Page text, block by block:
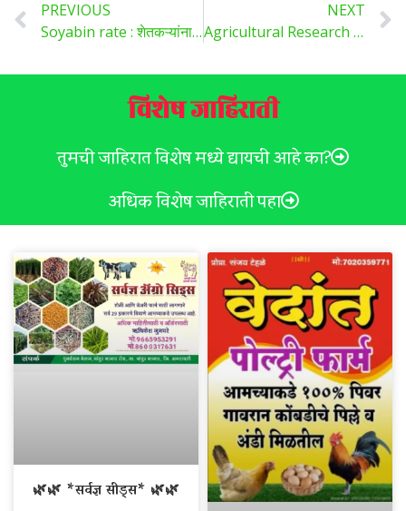
PREVIOUS
Soyabin rate : शेतकऱ्यांना दिलासा – सोयाबीनच्या दरात मोठी वाढ, भविष्यातील स्थितीवर उत्सुकता..
NEXT
Agricultural Research : कृषी संशोधनात प्रगती डाळिंब, सोयाबीन, पेरुवरील रोग नियंत्रणासाठी नव्या पद्धती..
विशेष जाहिराती
तुमची जाहिरात विशेष मध्ये द्यायची आहे का?
अधिक विशेष जाहिराती पहा
🌿🌿 *सर्वज्ञ सीड्स* 🌿🌿